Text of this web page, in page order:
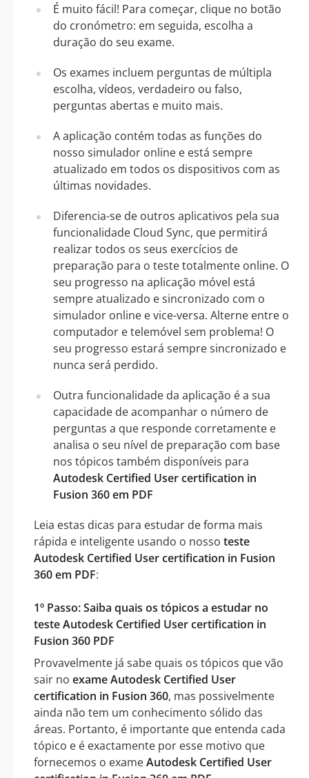
É muito fácil! Para começar, clique no botão
do cronómetro: em seguida, escolha a
duração do seu exame.
Os exames incluem perguntas de múltipla
escolha, vídeos, verdadeiro ou falso,
perguntas abertas e muito mais.
A aplicação contém todas as funções do
nosso simulador online e está sempre
atualizado em todos os dispositivos com as
últimas novidades.
Diferencia-se de outros aplicativos pela sua
funcionalidade Cloud Sync, que permitirá
realizar todos os seus exercícios de
preparação para o teste totalmente online. O
seu progresso na aplicação móvel está
sempre atualizado e sincronizado com o
simulador online e vice-versa. Alterne entre o
computador e telemóvel sem problema! O
seu progresso estará sempre sincronizado e
nunca será perdido.
Outra funcionalidade da aplicação é a sua
capacidade de acompanhar o número de
perguntas a que responde corretamente e
analisa o seu nível de preparação com base
nos tópicos também disponíveis para
Autodesk Certified User certification in
Fusion 360 em PDF
Leia estas dicas para estudar de forma mais
rápida e inteligente usando o nosso teste
Autodesk Certified User certification in Fusion
360 em PDF:
1º Passo: Saiba quais os tópicos a estudar no
teste Autodesk Certified User certification in
Fusion 360 PDF
Provavelmente já sabe quais os tópicos que vão
sair no exame Autodesk Certified User
certification in Fusion 360, mas possivelmente
ainda não tem um conhecimento sólido das
áreas. Portanto, é importante que entenda cada
tópico e é exactamente por esse motivo que
fornecemos o exameAutodesk Certified User